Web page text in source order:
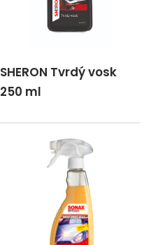
SHERON Tvrdý vosk
250 ml